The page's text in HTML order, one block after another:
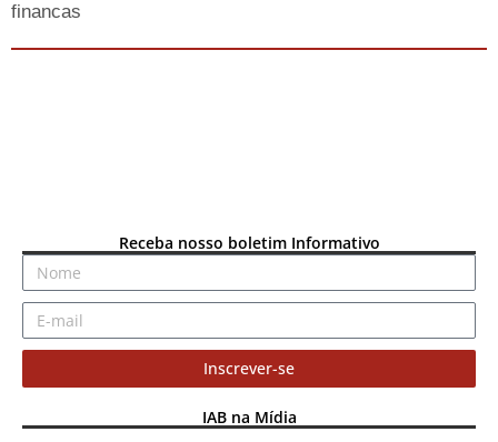
financas
Receba nosso boletim Informativo
Inscrever-se
IAB na Mídia